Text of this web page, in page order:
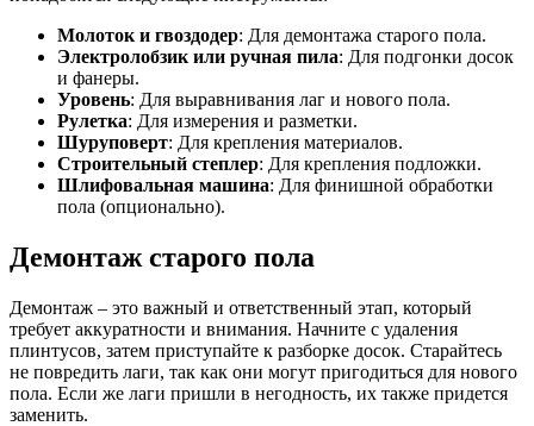
Молоток и гвоздодер: Для демонтажа старого пола.
Электролобзик или ручная пила: Для подгонки досок
и фанеры.
Уровень: Для выравнивания лаг и нового пола.
Рулетка: Для измерения и разметки.
Шуруповерт: Для крепления материалов.
Строительный степлер: Для крепления подложки.
Шлифовальная машина: Для финишной обработки
пола (опционально).
Демонтаж старого пола
Демонтаж – это важный и ответственный этап, который
требует аккуратности и внимания. Начните с удаления
плинтусов, затем приступайте к разборке досок. Старайтесь
не повредить лаги, так как они могут пригодиться для нового
пола. Если же лаги пришли в негодность, их также придется
заменить.